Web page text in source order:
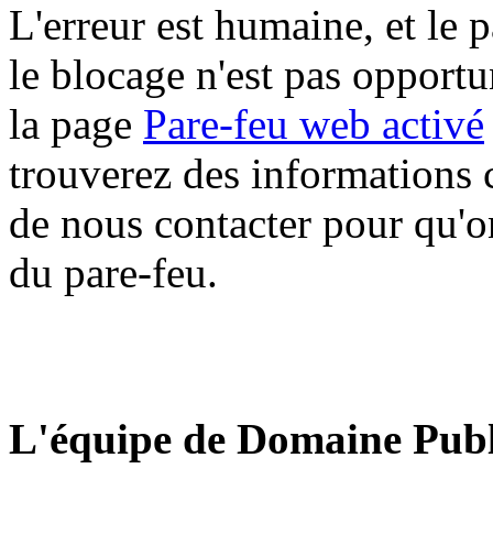
L'erreur est humaine, et le
le blocage n'est pas
la page Pare-feu web activé
trouverez des informations
de nous contacter pour
du pare-feu.
L'équipe de Domaine